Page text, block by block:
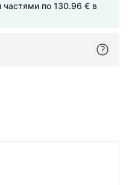
по 130.96 € в